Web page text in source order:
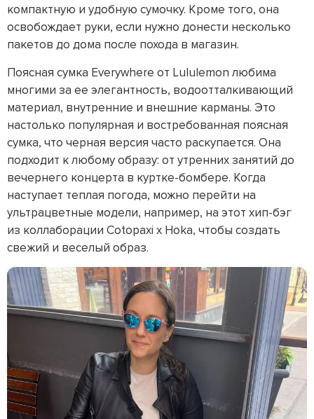
компактную и удобную сумочку. Кроме того, она
освобождает руки, если нужно донести несколько
пакетов до дома после похода в магазин.
Поясная сумка Everywhere от Lululemon любима
многими за ее элегантность, водоотталкивающий
материал, внутренние и внешние карманы. Это
настолько популярная и востребованная поясная
сумка, что черная версия часто раскупается. Она
подходит к любому образу: от утренних занятий до
вечернего концерта в куртке-бомбере. Когда
наступает теплая погода, можно перейти на
ультрацветные модели, например, на этот хип-бэг
из коллаборации Cotopaxi x Hoka, чтобы создать
свежий и веселый образ.